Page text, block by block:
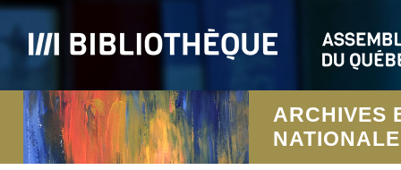
ARCHIVES